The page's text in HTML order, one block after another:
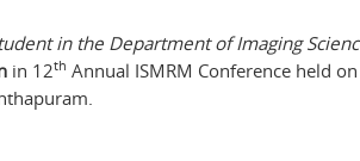
in the Department of Imaging
in 12th Annual ISMRM Conference held